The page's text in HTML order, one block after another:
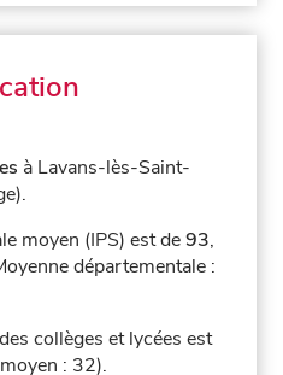
à Lavans-lès-Saint-
moyen (IPS) est de93,
départementale :
collèges et lycées est
: 32).